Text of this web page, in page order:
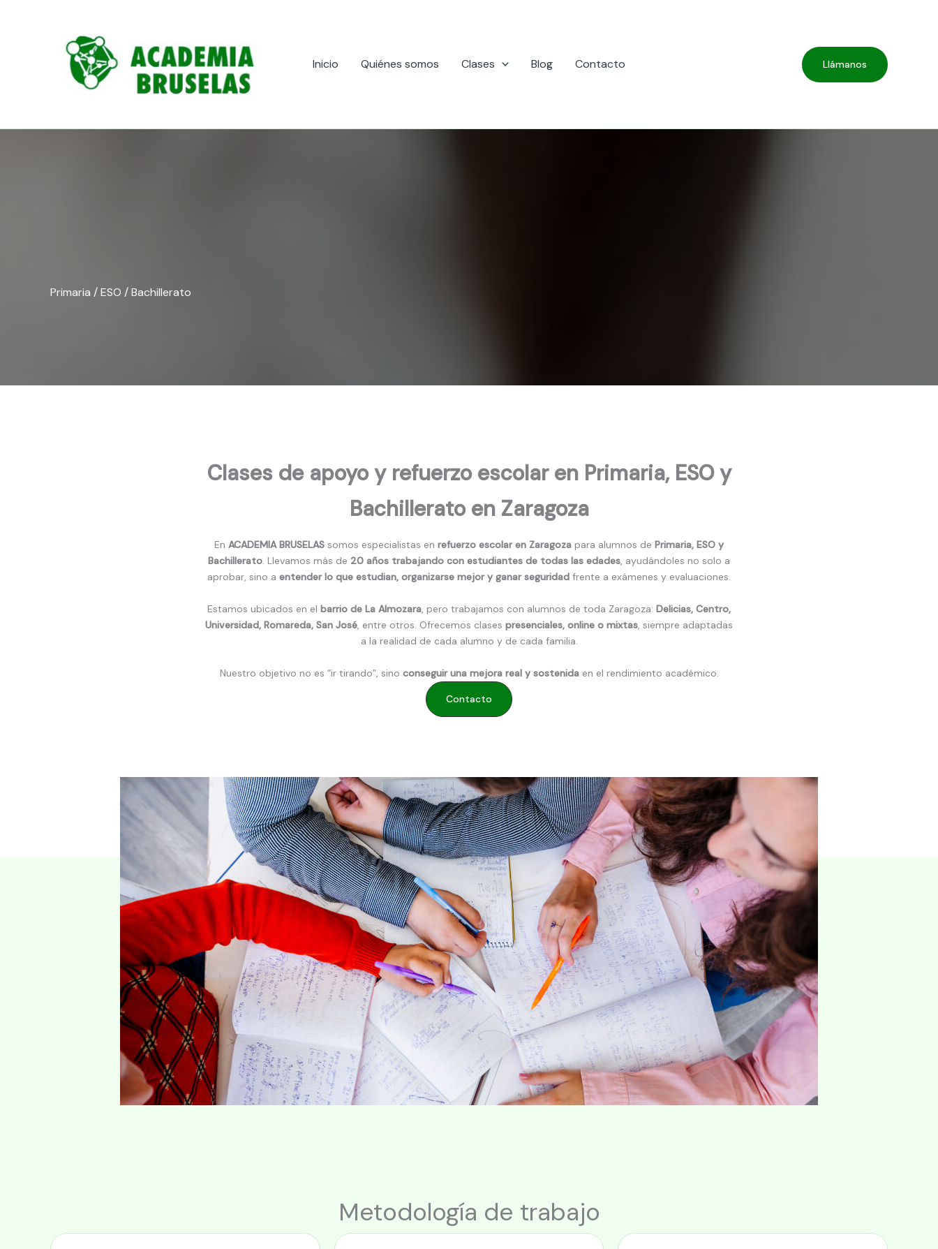
Inicio
Quiénes somos Clases Blog Contacto Llámanos
Primaria / ESO / Bachillerato
Clases de apoyo y refuerzo escolar en Primaria, ESO y
Bachillerato en Zaragoza
En ACADEMIA BRUSELAS somos especialistas en refuerzo escolar en Zaragoza para alumnos de Primaria, ESO y
Bachillerato. Llevamos más de 20 años trabajando con estudiantes de todas las edades, ayudándoles no solo a
aprobar, sino a entender lo que estudian, organizarse mejor y ganar seguridad frente a exámenes y evaluaciones.
Estamos ubicados en el barrio de La Almozara, pero trabajamos con alumnos de toda Zaragoza: Delicias, Centro,
Universidad, Romareda, San José, entre otros. Ofrecemos clases presenciales, online o mixtas, siempre adaptadas
a la realidad de cada alumno y de cada familia.
Nuestro objetivo no es “ir tirando”, sino conseguir una mejora real y sostenidaen el rendimiento académico.
Contacto
Metodología de trabajo